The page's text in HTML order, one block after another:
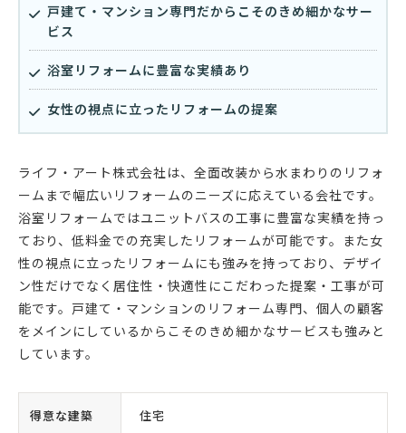
戸建て・マンション専門だからこそのきめ細かなサー
ビス
浴室リフォームに豊富な実績あり
女性の視点に立ったリフォームの提案
ライフ・アート株式会社は、全面改装から水まわりのリフォ
ームまで幅広いリフォームのニーズに応えている会社です。
浴室リフォームではユニットバスの工事に豊富な実績を持っ
ており、低料金での充実したリフォームが可能です。また女
性の視点に立ったリフォームにも強みを持っており、デザイ
ン性だけでなく居住性・快適性にこだわった提案・工事が可
能です。戸建て・マンションのリフォーム専門、個人の顧客
をメインにしているからこそのきめ細かなサービスも強みと
しています。
得意な建築 住宅